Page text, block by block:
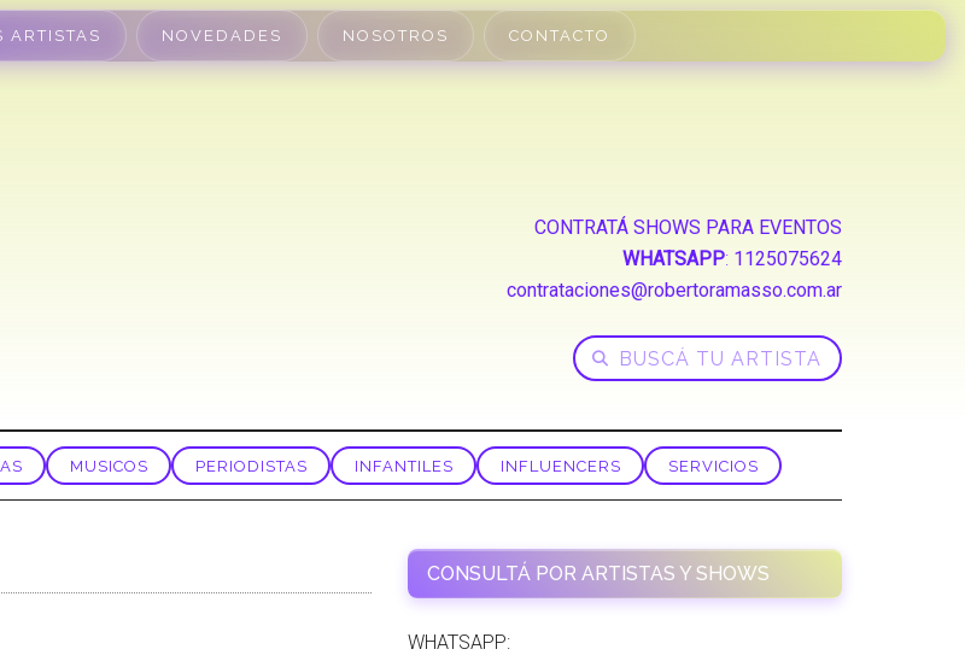
ARTISTAS NOVEDADES NOSOTROS CONTACTO
CONTRATÁ SHOWS PARA EVENTOS
WHATSAPP: 1125075624
contrataciones@robertoramasso.com.ar
MUSICOS PERIODISTAS INFANTILES INFLUENCERS SERVICIOS
CONSULTÁ POR ARTISTAS Y SHOWS
WHATSAPP: